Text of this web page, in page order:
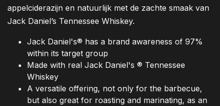
appelciderazijn en natuurlijk met de zachte smaak van
Jack Daniel’s Tennessee Whiskey.
Jack Daniel's® has a brand awareness of 97%
within its target group
Made with real Jack Daniel's ® Tennessee
Whiskey
A versatile offering, not only for the barbecue,
but also great for roasting and marinating, as an